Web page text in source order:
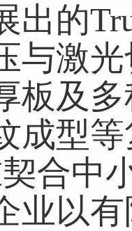
的
与激
板及
成型
合中
业以